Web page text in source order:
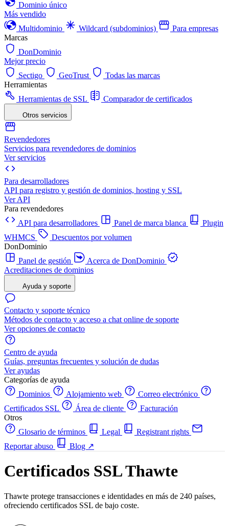
Dominio único
Más vendido
Multidominio
Wildcard (subdominios)
Para empresas
Marcas
DonDominio
Mejor precio
Sectigo
GeoTrust
Todas las marcas
Herramientas
Herramientas de SSL
Comparador de certificados
Otros servicios
Revendedores
Servicios para revendedores de dominios
Ver servicios
Para desarrolladores
API para registro y gestión de dominios, hosting y SSL
Ver API
Para revendedores
API para desarrolladores
Panel de marca blanca
Plugin
WHMCS
Descuentos por volumen
DonDominio
Panel de gestión
Acerca de DonDominio
Acreditaciones de dominios
Ayuda y soporte
Contacto y soporte técnico
Métodos de contacto y acceso a chat online de soporte
Ver opciones de contacto
Centro de ayuda
Guías, preguntas frecuentes y solución de dudas
Ver ayudas
Categorías de ayuda
Dominios
Alojamiento web
Correo electrónico
Certificados SSL
Área de cliente
Facturación
Otros
Glosario de términos
Legal
Registrant rights
Reportar abuso
Blog ↗
Certificados SSL Thawte
Thawte protege transacciones e identidades en más de 240 países,
ofreciendo certificados SSL de bajo coste.